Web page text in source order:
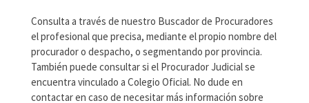
Consulta a través de nuestro Buscador de Procuradores
el profesional que precisa, mediante el propio nombre del
procurador o despacho, o segmentando por provincia.
También puede consultar si el Procurador Judicial se
encuentra vinculado a Colegio Oficial. No dude en
contactar en caso de necesitar más información sobre